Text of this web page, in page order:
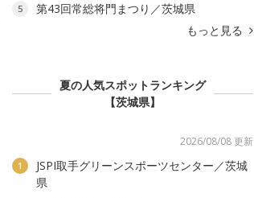
5
第43回常総将門まつり／茨城県
もっと見る
夏の人気スポットランキング
【茨城県】
2026/08/08 更新
1
JSPI取手グリーンスポーツセンター／茨城
県